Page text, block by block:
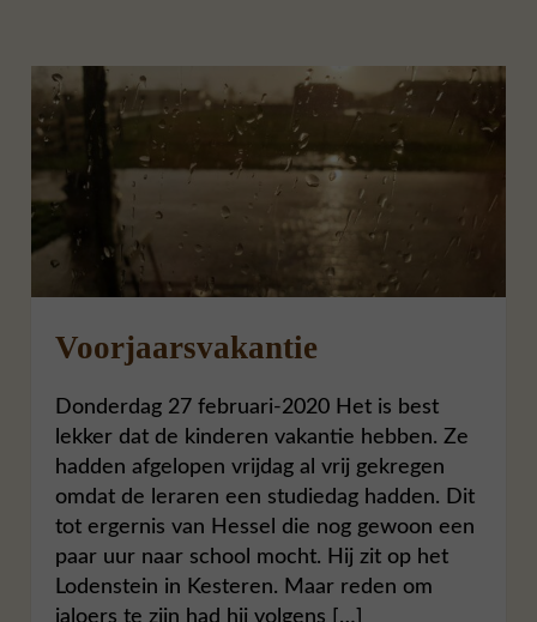
Voorjaarsvakantie
Donderdag 27 februari-2020 Het is best
lekker dat de kinderen vakantie hebben. Ze
hadden afgelopen vrijdag al vrij gekregen
omdat de leraren een studiedag hadden. Dit
tot ergernis van Hessel die nog gewoon een
paar uur naar school mocht. Hij zit op het
Lodenstein in Kesteren. Maar reden om
jaloers te zijn had hij volgens […]